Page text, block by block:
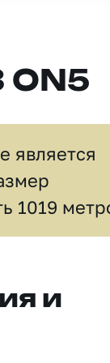
ON5
является
1019
и